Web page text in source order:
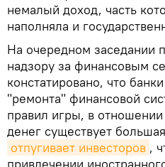
немалый доход, часть
наполняла и
На очередном заседании
надзору за финансовым
констатировано, что
"ремонта" финансовой
правил игры, в
денег существует
отпугивает инвесторов ,